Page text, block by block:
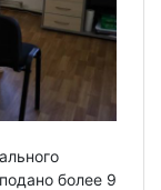
более 9